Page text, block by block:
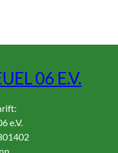
06 E.V.
e.V.